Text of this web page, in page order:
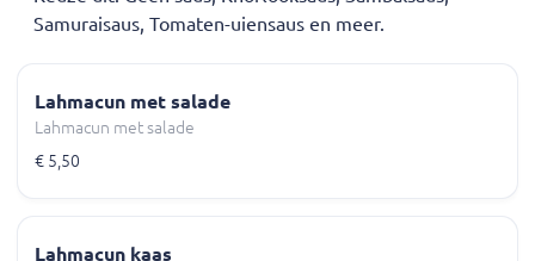
Samuraisaus, Tomaten-uiensaus en meer.
Lahmacun met salade
Lahmacun met salade
€ 5,50
Lahmacun kaas